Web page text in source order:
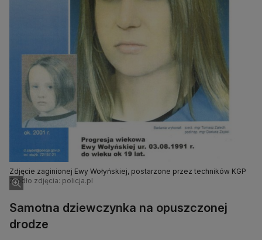
Zdjęcie zaginionej Ewy Wołyńskiej, postarzone przez techników KGP
Źródło zdjęcia: policja.pl
Samotna dziewczynka na opuszczonej
drodze